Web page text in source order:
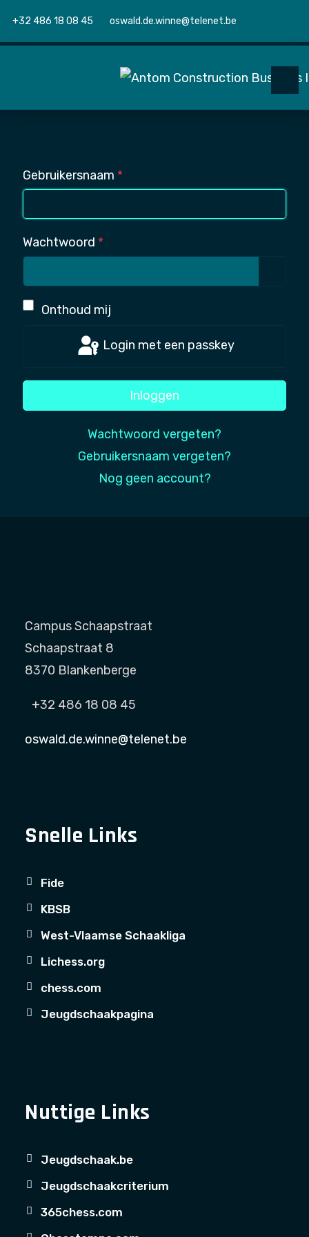
+32 486 18 08 45 oswald.de.winne@telenet.be
Gebruikersnaam *
Wachtwoord *
Onthoud mij
Login met een passkey
Inloggen
Wachtwoord vergeten?
Gebruikersnaam vergeten?
Nog geen account?
Campus Schaapstraat
Schaapstraat 8
8370 Blankenberge
+32 486 18 08 45
oswald.de.winne@telenet.be
Snelle Links
Fide
KBSB
West-Vlaamse Schaakliga
Lichess.org
chess.com
Jeugdschaakpagina
Nuttige Links
Jeugdschaak.be
Jeugdschaakcriterium
365chess.com